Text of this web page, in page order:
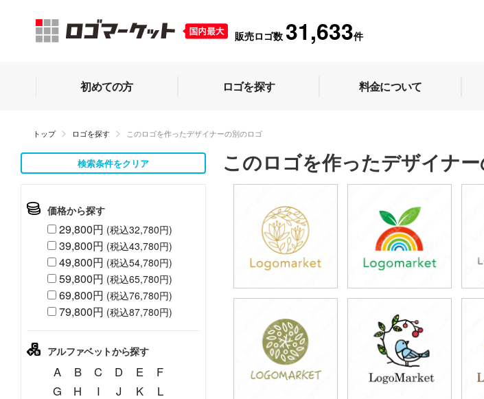
販売ロゴ数 31,633件
初めての方 ロゴを探す 料金について
トップ ロゴを探す このロゴを作ったデザイナーの別のロゴ
検索条件をクリア
価格から探す
29,800円 (税込32,780円)
39,800円 (税込43,780円)
49,800円 (税込54,780円)
59,800円 (税込65,780円)
69,800円 (税込76,780円)
79,800円 (税込87,780円)
アルファベットから探す
A B C D E
F
G
H I J K
L
このロゴを作ったデザイナ
39,800円
(税込43,780円)
39,800円
(税込43,780円)